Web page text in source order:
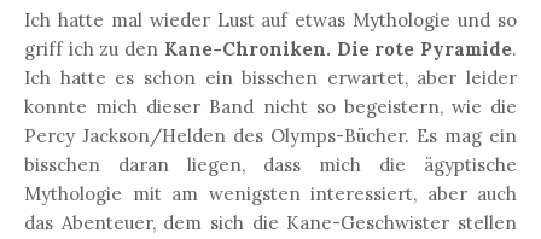
Ich hatte mal wieder Lust auf etwas Mythologie und so
griff ich zu den Kane-Chroniken. Die rote Pyramide.
Ich hatte es schon ein bisschen erwartet, aber leider
konnte mich dieser Band nicht so begeistern, wie die
Percy Jackson/Helden des Olymps-Bücher. Es mag ein
bisschen daran liegen, dass mich die ägyptische
Mythologie mit am wenigsten interessiert, aber auch
das Abenteuer, dem sich die Kane-Geschwister stellen